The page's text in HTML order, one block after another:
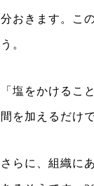
分おきます。こ
う。
「塩をかけるこ
間を加えるだけ
さらに、組織に